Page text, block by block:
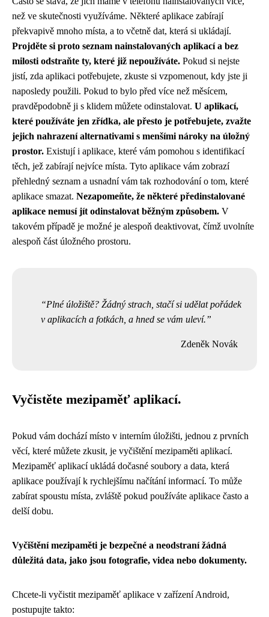
než ve skutečnosti využíváme. Některé aplikace zabírají
překvapivě mnoho místa, a to včetně dat, která si ukládají.
Projděte si proto seznam nainstalovaných aplikací a bez
milosti odstraňte ty, které již nepoužíváte. Pokud si nejste
jistí, zda aplikaci potřebujete, zkuste si vzpomenout, kdy jste ji
naposledy použili. Pokud to bylo před více než měsícem,
pravděpodobně ji s klidem můžete odinstalovat. U aplikací,
které používáte jen zřídka, ale přesto je potřebujete, zvažte
jejich nahrazení alternativami s menšími nároky na úložný
prostor. Existují i ​​aplikace, které vám pomohou s identifikací
těch, jež zabírají nejvíce místa. Tyto aplikace vám zobrazí
přehledný seznam a usnadní vám tak rozhodování o tom, které
aplikace smazat. Nezapomeňte, že některé předinstalované
aplikace nemusí jít odinstalovat běžným způsobem. V
takovém případě je možné je alespoň deaktivovat, čímž uvolníte
alespoň část úložného prostoru.
Plné úložiště? Žádný strach, stačí si udělat pořádek
v aplikacích a fotkách, a hned se vám uleví.
Zdeněk Novák
Vyčistěte mezipaměť aplikací.
Pokud vám dochází místo v interním úložišti, jednou z prvních
věcí, které můžete zkusit, je vyčištění mezipaměti aplikací.
Mezipaměť aplikací ukládá dočasné soubory a data, která
aplikace používají k rychlejšímu načítání informací. To může
zabírat spoustu místa, zvláště pokud používáte aplikace často a
delší dobu.
Vyčištění mezipaměti je bezpečné a neodstraní žádná
důležitá data, jako jsou fotografie, videa nebo dokumenty.
Chcete-li vyčistit mezipaměť aplikace v zařízení Android,
postupujte takto: